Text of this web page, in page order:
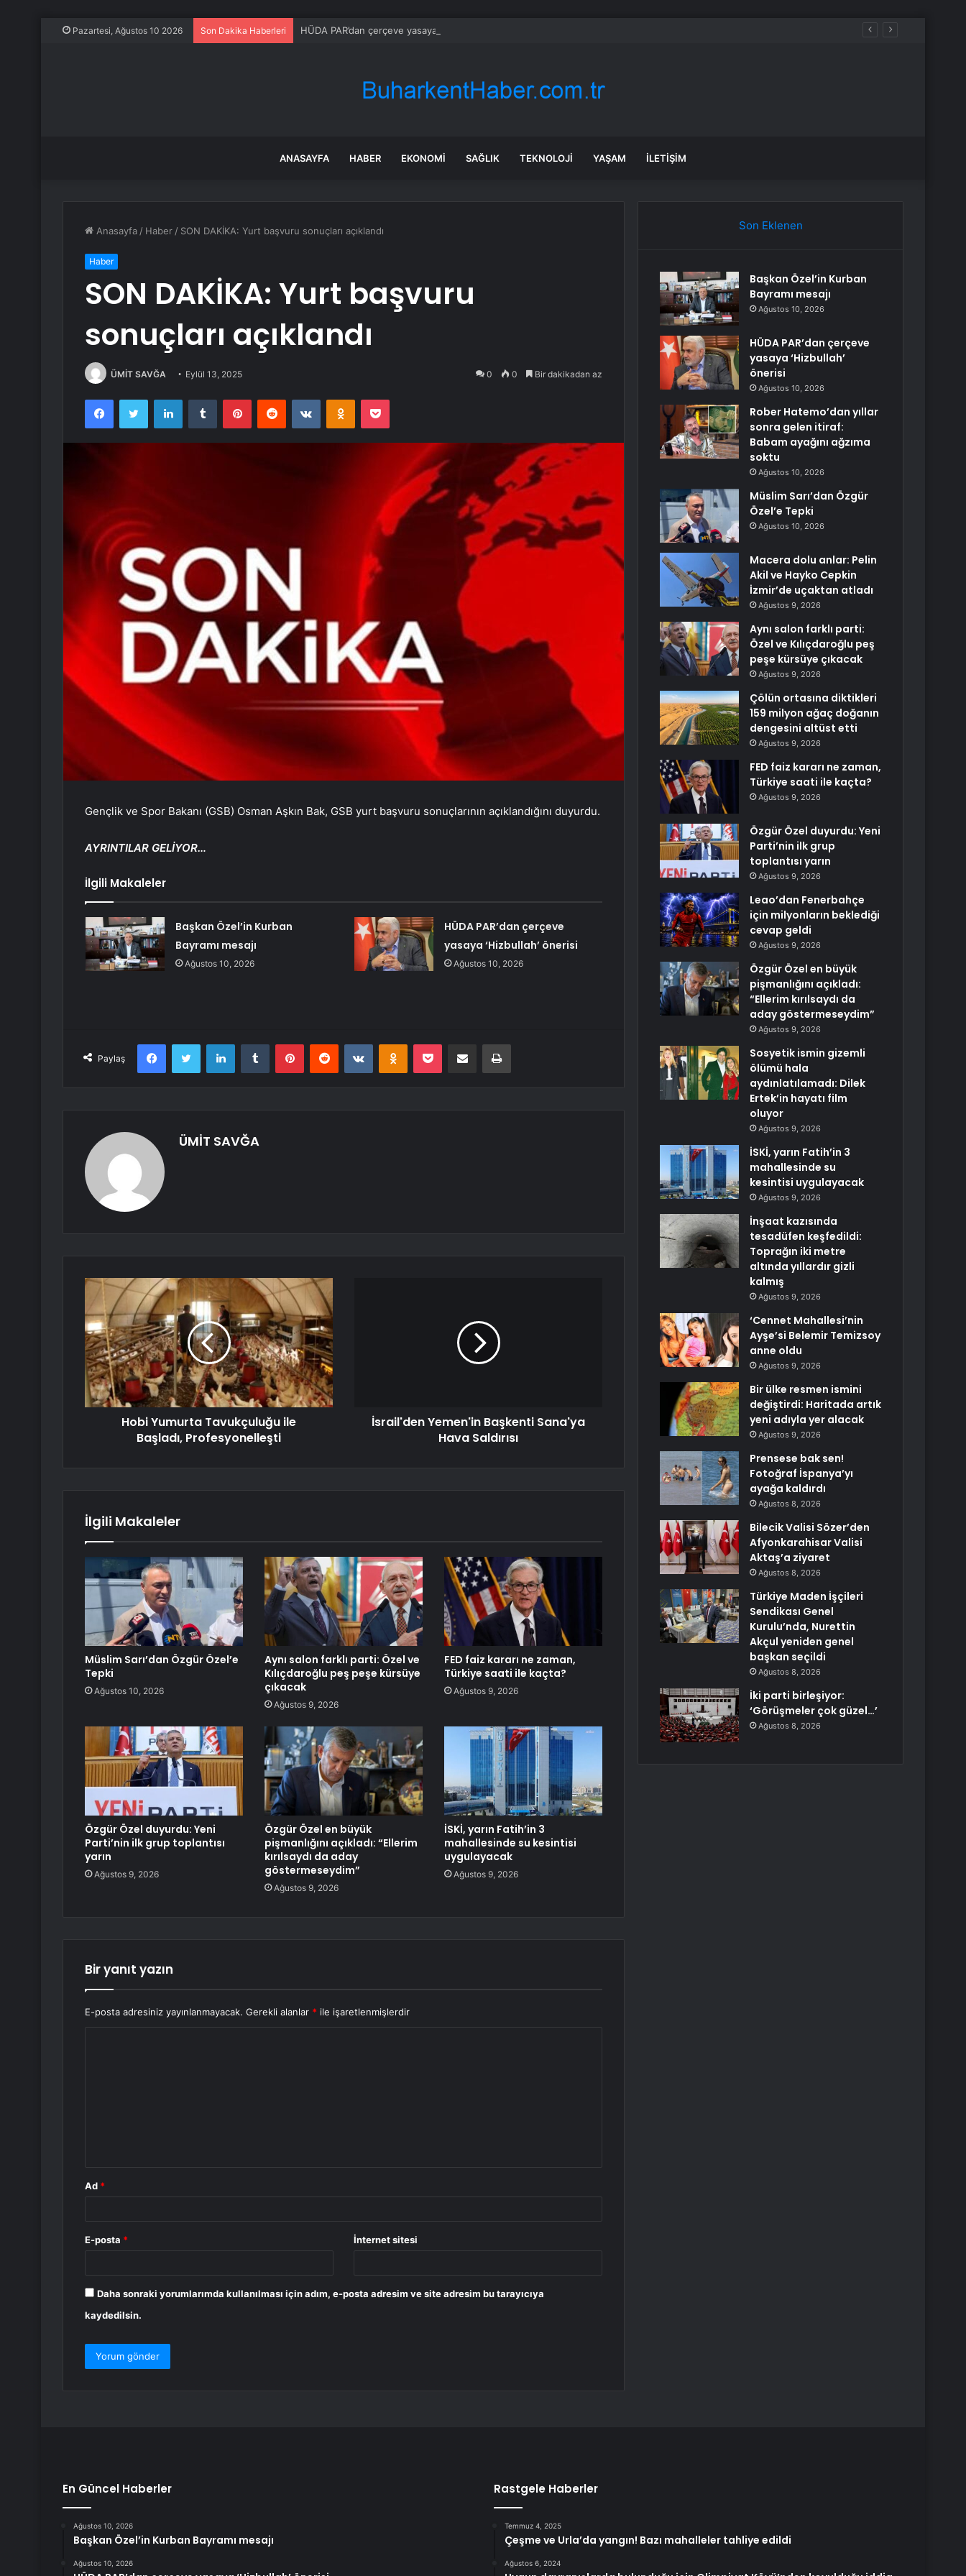
Pazartesi, Ağustos 10 2026 Son Dakika Haberleri HÜDA PAR’dan çerçeve yasaya ‘Hizbullah’ önerisi
ANASAYFA HABER EKONOMI SAĞLIK TEKNOLOJI YAŞAM İLETIŞIM
Anasayfa / Haber / SON DAKİKA: Yurt başvuru sonuçları açıklandı
Haber
SON DAKİKA: Yurt başvuru
sonuçları açıklandı
ÜMİT SAVĞA Eylül 13, 2025 0 0 Bir dakikadan az
FacebookTwitter LinkedInTumblr PinterestReddit VKontakteOdnoklassniki
Pocket
Gençlik ve Spor Bakanı (GSB) Osman Aşkın Bak, GSB yurt başvuru sonuçlarının açıklandığını duyurdu.
AYRINTILAR GELİYOR…
İlgili Makaleler
Başkan Özel’in Kurban
Bayramı mesajı
Ağustos 10, 2026
HÜDA PAR’dan çerçeve
yasaya ‘Hizbullah’ önerisi
Ağustos 10, 2026
Paylaş
FacebookTwitter LinkedInTumblr PinterestReddit VKontakteOdnoklassniki
Pocket E-Posta ile paylaş Yazdır
ÜMİT SAVĞA
Hobi Yumurta Tavukçuluğu ile
Başladı, Profesyonelleşti
İsrail'den Yemen'in Başkenti Sana'ya
Hava Saldırısı
İlgili Makaleler
Müslim Sarı’dan Özgür Özel’e
Tepki
Ağustos 10, 2026
Aynı salon farklı parti: Özel ve
Kılıçdaroğlu peş peşe kürsüye
çıkacak
Ağustos 9, 2026
FED faiz kararı ne zaman,
Türkiye saati ile kaçta?
Ağustos 9, 2026
Özgür Özel duyurdu: Yeni
Parti’nin ilk grup toplantısı
yarın
Ağustos 9, 2026
Özgür Özel en büyük
pişmanlığını açıkladı: “Ellerim
kırılsaydı da aday
göstermeseydim”
Ağustos 9, 2026
İSKİ, yarın Fatih’in 3
mahallesinde su kesintisi
uygulayacak
Ağustos 9, 2026
Bir yanıt yazın
E-posta adresiniz yayınlanmayacak. Gerekli alanlar * ile işaretlenmişlerdir
Ad *
E-posta * İnternet sitesi
Daha sonraki yorumlarımda kullanılması için adım, e-posta adresim ve site adresim bu tarayıcıya
kaydedilsin.
Son Eklenen
Başkan Özel’in Kurban
Bayramı mesajı
Ağustos 10, 2026
HÜDA PAR’dan çerçeve
yasaya ‘Hizbullah’
önerisi
Ağustos 10, 2026
Rober Hatemo’dan yıllar
sonra gelen itiraf:
Babam ayağını ağzıma
soktu
Ağustos 10, 2026
Müslim Sarı’dan Özgür
Özel’e Tepki
Ağustos 10, 2026
Macera dolu anlar: Pelin
Akil ve Hayko Cepkin
İzmir’de uçaktan atladı
Ağustos 9, 2026
Aynı salon farklı parti:
Özel ve Kılıçdaroğlu peş
peşe kürsüye çıkacak
Ağustos 9, 2026
Çölün ortasına diktikleri
159 milyon ağaç doğanın
dengesini altüst etti
Ağustos 9, 2026
FED faiz kararı ne zaman,
Türkiye saati ile kaçta?
Ağustos 9, 2026
Özgür Özel duyurdu: Yeni
Parti’nin ilk grup
toplantısı yarın
Ağustos 9, 2026
Leao’dan Fenerbahçe
için milyonların beklediği
cevap geldi
Ağustos 9, 2026
Özgür Özel en büyük
pişmanlığını açıkladı:
“Ellerim kırılsaydı da
aday göstermeseydim”
Ağustos 9, 2026
Sosyetik ismin gizemli
ölümü hala
aydınlatılamadı: Dilek
Ertek’in hayatı film
oluyor
Ağustos 9, 2026
İSKİ, yarın Fatih’in 3
mahallesinde su
kesintisi uygulayacak
Ağustos 9, 2026
İnşaat kazısında
tesadüfen keşfedildi:
Toprağın iki metre
altında yıllardır gizli
kalmış
Ağustos 9, 2026
‘Cennet Mahallesi’nin
Ayşe’si Belemir Temizsoy
anne oldu
Ağustos 9, 2026
Bir ülke resmen ismini
değiştirdi: Haritada artık
yeni adıyla yer alacak
Ağustos 9, 2026
Prensese bak sen!
Fotoğraf İspanya’yı
ayağa kaldırdı
Ağustos 8, 2026
Bilecik Valisi Sözer’den
Afyonkarahisar Valisi
Aktaş’a ziyaret
Ağustos 8, 2026
Türkiye Maden İşçileri
Sendikası Genel
Kurulu’nda, Nurettin
Akçul yeniden genel
başkan seçildi
Ağustos 8, 2026
İki parti birleşiyor:
‘Görüşmeler çok güzel…’
Ağustos 8, 2026
En Güncel Haberler
Ağustos 10, 2026
Başkan Özel’in Kurban Bayramı mesajı
Ağustos 10, 2026
Rastgele Haberler
Temmuz 4, 2025
Çeşme ve Urla’da yangın! Bazı mahalleler tahliye edildi
Ağustos 6, 2024